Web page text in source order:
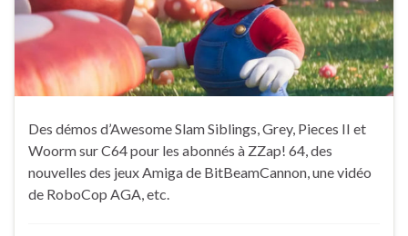
Des démos d’Awesome Slam Siblings, Grey, Pieces II et
Woorm sur C64 pour les abonnés à ZZap! 64, des
nouvelles des jeux Amiga de BitBeamCannon, une vidéo
de RoboCop AGA, etc.